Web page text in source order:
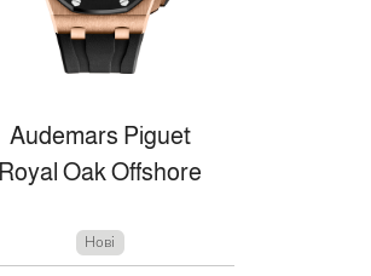
Audemars Piguet
Royal Oak Offshore
Нові